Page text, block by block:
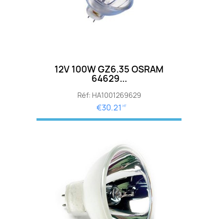
12V 100W GZ6.35 OSRAM
64629...
Réf: HA1001269629
€30.21 HT